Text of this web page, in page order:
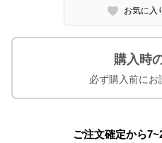
お気に入
購入時
必ず購入前にお
ご注文確定から